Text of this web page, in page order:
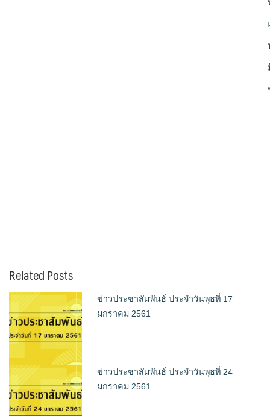
Related Posts
ข่าวประชาสัมพันธ์ ประจำวันพุธที่ 17
มกราคม 2561
ข่าวประชาสัมพันธ์ ประจำวันพุธที่ 24
มกราคม 2561